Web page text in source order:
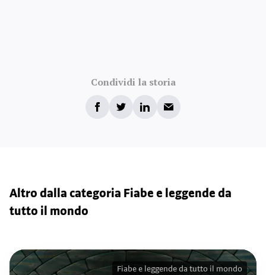
Condividi la storia
Altro dalla categoria Fiabe e leggende da
tutto il mondo
Fiabe e leggende da tutto il mondo